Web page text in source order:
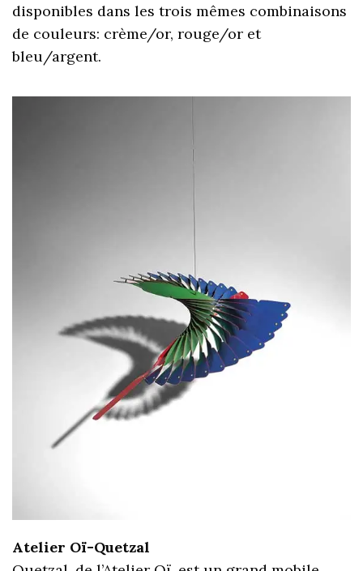
disponibles dans les trois mêmes combinaisons
de couleurs: crème/or, rouge/or et
bleu/argent.
Atelier Oï-Quetzal